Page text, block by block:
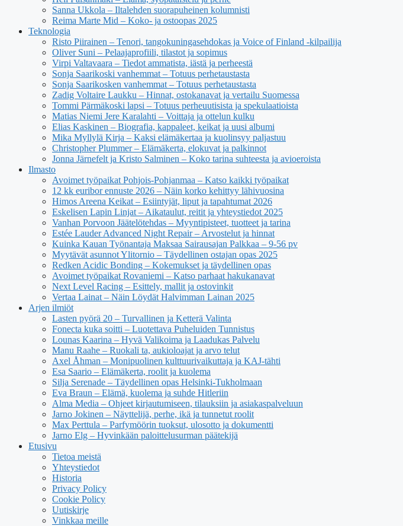
Sanna Ukkola – Iltalehden suorapuheinen kolumnisti
Reima Marte Mid – Koko- ja ostoopas 2025
Teknologia
Risto Piirainen – Tenori, tangokuningasehdokas ja Voice of Finland -kilpailija
Oliver Suni – Pelaajaprofiili, tilastot ja sopimus
Virpi Valtavaara – Tiedot ammatista, iästä ja perheestä
Sonja Saarikoski vanhemmat – Totuus perhetaustasta
Sonja Saarikosken vanhemmat – Totuus perhetaustasta
Zadig Voltaire Laukku – Hinnat, ostokanavat ja vertailu Suomessa
Tommi Pärmäkoski lapsi – Totuus perheuutisista ja spekulaatioista
Matias Niemi Jere Karalahti – Voittaja ja ottelun kulku
Elias Kaskinen – Biografia, kappaleet, keikat ja uusi albumi
Mika Myllylä Kirja – Kaksi elämäkertaa ja kuolinsyy paljastuu
Christopher Plummer – Elämäkerta, elokuvat ja palkinnot
Jonna Järnefelt ja Kristo Salminen – Koko tarina suhteesta ja avioeroista
Ilmasto
Avoimet työpaikat Pohjois-Pohjanmaa – Katso kaikki työpaikat
12 kk euribor ennuste 2026 – Näin korko kehittyy lähivuosina
Himos Areena Keikat – Esiintyjät, liput ja tapahtumat 2026
Eskelisen Lapin Linjat – Aikataulut, reitit ja yhteystiedot 2025
Vanhan Porvoon Jäätelötehdas – Myyntipisteet, tuotteet ja tarina
Estée Lauder Advanced Night Repair – Arvostelut ja hinnat
Kuinka Kauan Työnantaja Maksaa Sairausajan Palkkaa – 9-56 pv
Myytävät asunnot Ylitornio – Täydellinen ostajan opas 2025
Redken Acidic Bonding – Kokemukset ja täydellinen opas
Avoimet työpaikat Rovaniemi – Katso parhaat hakukanavat
Next Level Racing – Esittely, mallit ja ostovinkit
Vertaa Lainat – Näin Löydät Halvimman Lainan 2025
Arjen ilmiöt
Lasten pyörä 20 – Turvallinen ja Ketterä Valinta
Fonecta kuka soitti – Luotettava Puheluiden Tunnistus
Lounas Kaarina – Hyvä Valikoima ja Laadukas Palvelu
Manu Raahe – Ruokali ta, aukioloajat ja arvo telut
Axel Åhman – Monipuolinen kulttuurivaikuttaja ja KAJ-tähti
Esa Saario – Elämäkerta, roolit ja kuolema
Silja Serenade – Täydellinen opas Helsinki-Tukholmaan
Eva Braun – Elämä, kuolema ja suhde Hitleriin
Alma Media – Ohjeet kirjautumiseen, tilauksiin ja asiakaspalveluun
Jarno Jokinen – Näyttelijä, perhe, ikä ja tunnetut roolit
Max Perttula – Parfymöörin tuoksut, ulosotto ja dokumentti
Jarno Elg – Hyvinkään paloittelusurman päätekijä
Etusivu
Tietoa meistä
Yhteystiedot
Historia
Privacy Policy
Cookie Policy
Uutiskirje
Vinkkaa meille